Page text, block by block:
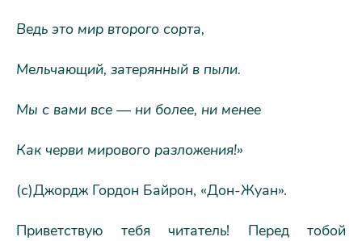
Ведь это мир второго сорта,
Мельчающий, затерянный в пыли.
Мы с вами все — ни более, ни менее
Как черви мирового разложения!»
(с)Джордж Гордон Байрон, «Дон-Жуан».
Приветствую тебя читатель! Перед тобой